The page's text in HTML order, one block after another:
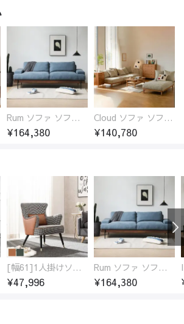
Rum ソファ ソファー おしゃれ 1人掛け～4人掛け ウォールナットorオーク材フレーム 西海岸風 肘掛
¥164,380
Cloud ソファ ソファーおしゃれ 1人掛け～3人掛け チェリー材フレーム 木製 北欧 おしゃれ 5カラー 自由レイアウト
¥140,780
[幅61]1人掛けソファ アンティーク調 パーソナルチェア
¥47,996
Rum ソファ ソファー おしゃれ 1人掛け～4人掛け ウォールナットorオーク材フレーム 西海岸風 肘掛
¥164,380